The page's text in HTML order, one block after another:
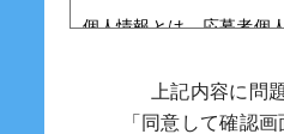
個人情報とは、応募者個
の記述等により応募者個
上記内容に問
「同意して確認